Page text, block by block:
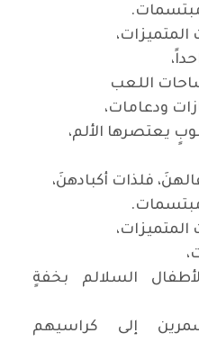
.
اللعب
ودعامات،
يعتصرها الألم،
فلذات أكبادهنَ،
.
السلالم بخفةٍ
إلى كراسيهم